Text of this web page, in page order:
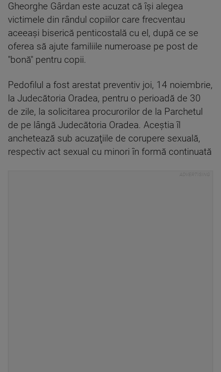
Gheorghe Gârdan este acuzat că îşi alegea
victimele din rândul copiilor care frecventau
aceeaşi biserică penticostală cu el, după ce se
oferea să ajute familiile numeroase pe post de
"bonă" pentru copii.
Pedofilul a fost arestat preventiv joi, 14 noiembrie,
la Judecătoria Oradea, pentru o perioadă de 30
de zile, la solicitarea procurorilor de la Parchetul
de pe lângă Judecătoria Oradea. Aceștia îl
anchetează sub acuzaţiile de corupere sexuală,
respectiv act sexual cu minori în formă continuată